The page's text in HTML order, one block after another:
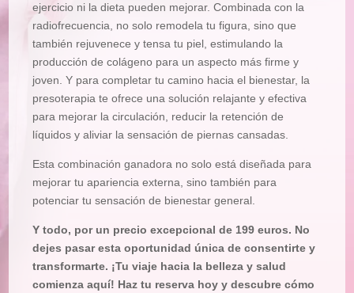
ejercicio ni la dieta pueden mejorar. Combinada con la
radiofrecuencia, no solo remodela tu figura, sino que
también rejuvenece y tensa tu piel, estimulando la
producción de colágeno para un aspecto más firme y
joven. Y para completar tu camino hacia el bienestar, la
presoterapia te ofrece una solución relajante y efectiva
para mejorar la circulación, reducir la retención de
líquidos y aliviar la sensación de piernas cansadas.
Esta combinación ganadora no solo está diseñada para
mejorar tu apariencia externa, sino también para
potenciar tu sensación de bienestar general.
Y todo, por un precio excepcional de 199 euros. No
dejes pasar esta oportunidad única de consentirte y
transformarte. ¡Tu viaje hacia la belleza y salud
comienza aquí! Haz tu reserva hoy y descubre cómo